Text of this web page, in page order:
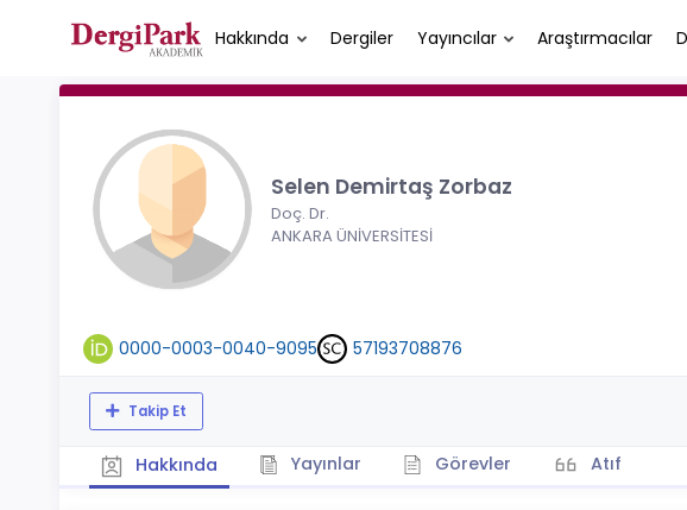
Hakkında Dergiler Yayıncılar Araştırmacılar
Selen Demirtaş Zorbaz
Doç. Dr.
ANKARA ÜNİVERSİTESİ
0000-0003-0040-9095 57193708876
Takip Et
Hakkında Yayınlar Görevler Atıf